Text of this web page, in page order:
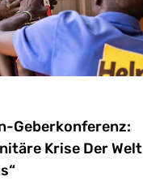
Geberkonferenz:
Krise Der Welt